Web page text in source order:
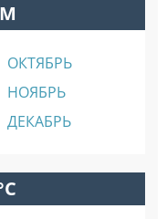
ОКТЯБРЬ
НОЯБРЬ
ДЕКАБРЬ